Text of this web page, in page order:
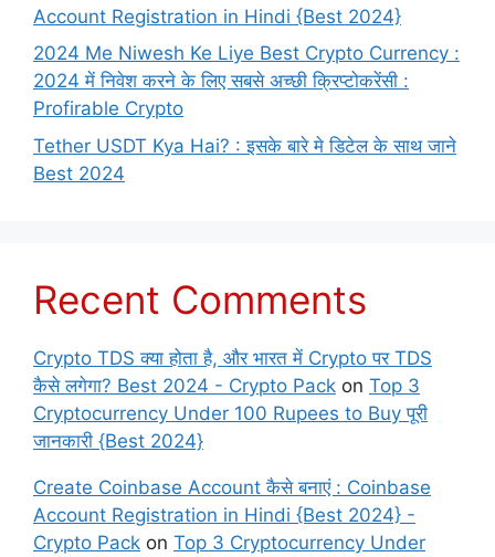
Account Registration in Hindi {Best 2024}
2024 Me Niwesh Ke Liye Best Crypto Currency :
2024 में निवेश करने के लिए सबसे अच्छी क्रिप्टोकरेंसी :
Profirable Crypto
Tether USDT Kya Hai? : इसके बारे मे डिटेल के साथ जाने
Best 2024
Recent Comments
Crypto TDS क्या होता है, और भारत में Crypto पर TDS
कैसे लगेगा? Best 2024 - Crypto Pack on Top 3
Cryptocurrency Under 100 Rupees to Buy पूरी
जानकारी {Best 2024}
Create Coinbase Account कैसे बनाएं : Coinbase
Account Registration in Hindi {Best 2024} -
Crypto Pack on Top 3 Cryptocurrency Under